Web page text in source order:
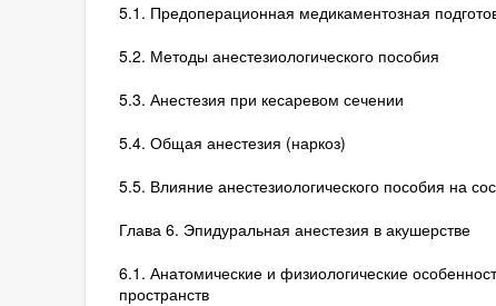
5.1. Предоперационная медикаментозная
5.2. Методы анестезиологического пособия
5.3. Анестезия при кесаревом сечении
5.4. Общая анестезия (наркоз)
5.5. Влияние анестезиологического пособия на
Глава 6. Эпидуральная анестезия в акушерстве
6.1. Анатомические и физиологические
пространств